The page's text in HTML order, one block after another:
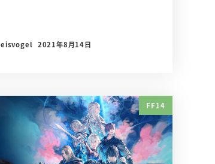
eisvogel 2021年8月14日
FF14